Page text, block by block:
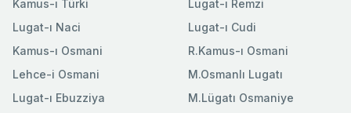
Kamus-ı Türki
Lugat-ı Naci
Kamus-ı Osmani
Lehce-i Osmani
Lugat-ı Ebuzziya
Lugat-ı Remzi
Lugat-ı Cudi
R.Kamus-ı Osmani
M.Osmanlı Lugatı
M.Lügatı Osmaniye